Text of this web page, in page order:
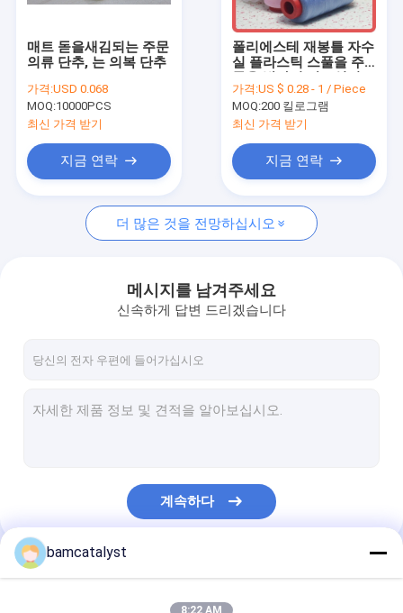
매트 돋을새김되는 주문
의류 단추, 는 의복 단추
가격:USD 0.068
MOQ:10000PCS
최신 가격 받기
지금 연락
폴리에스테 재봉틀 자수
실 플라스틱 스풀을 주
가격:US $ 0.28 - 1 / Piece
MOQ:200 킬로그램
최신 가격 받기
지금 연락
더 많은 것을 전망하십시오
메시지를 남겨주세요
신속하게 답변 드리겠습니다
계속하다
우리의 카테고리
bamcatalyst
8:22 AM